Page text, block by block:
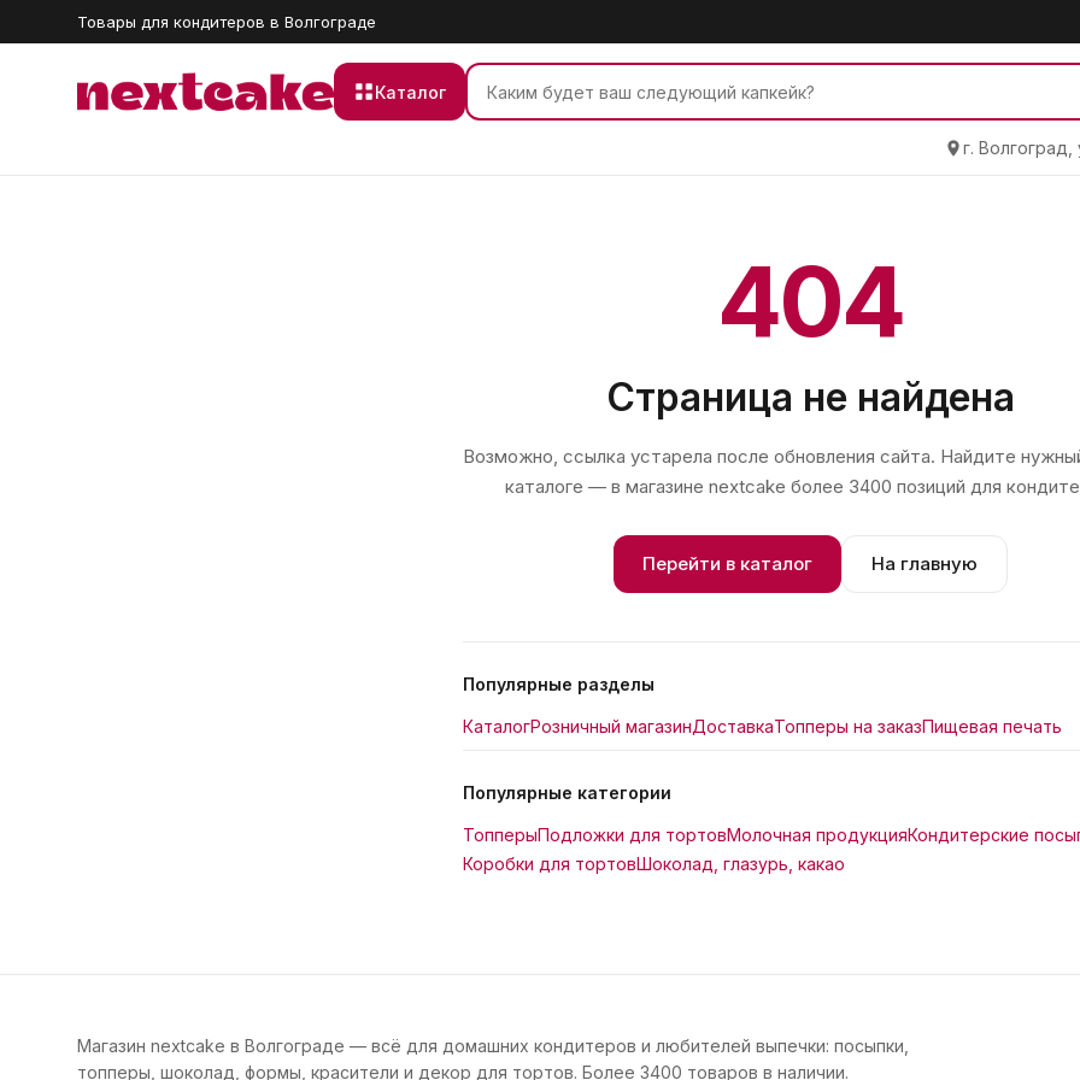
Товары для кондитеров в Волгограде
Каталог
г.
404
Страница не найдена
Возможно, ссылка устарела после обновления сайта. Найдите
каталоге — в магазине nextcake более 3400 позиций для
Перейти в каталог На главную
Популярные разделы
КаталогРозничный магазинДоставкаТопперы на заказПищевая печать
Популярные категории
ТопперыПодложки для тортовМолочная продукцияКондитерские
Коробки для тортовШоколад, глазурь, какао
Магазин nextcake в Волгограде — всё для домашних кондитеров и любителей выпечки: посыпки,
топперы, шоколад, формы, красители и декор для тортов. Более 3400 товаров в наличии.